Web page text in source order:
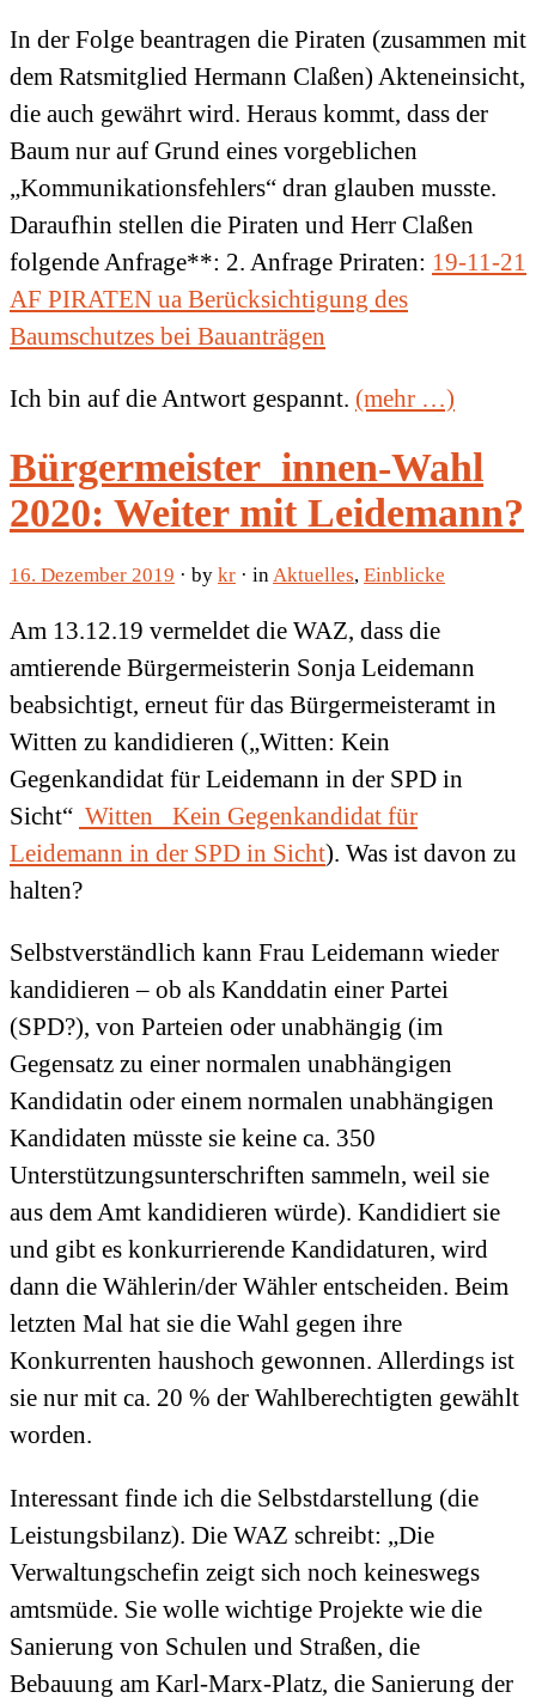
In der Folge beantragen die Piraten (zusammen mit
dem Ratsmitglied Hermann Claßen) Akteneinsicht,
die auch gewährt wird. Heraus kommt, dass der
Baum nur auf Grund eines vorgeblichen
„Kommunikationsfehlers“ dran glauben musste.
Daraufhin stellen die Piraten und Herr Claßen
folgende Anfrage**: 2. Anfrage Priraten: 19-11-21
AF PIRATEN ua Berücksichtigung des
Baumschutzes bei Bauanträgen
Ich bin auf die Antwort gespannt. (mehr …)
Bürgermeister_innen-Wahl
2020: Weiter mit Leidemann?
16. Dezember 2019 · by kr · inAktuelles, Einblicke
Am 13.12.19 vermeldet die WAZ, dass die
amtierende Bürgermeisterin Sonja Leidemann
beabsichtigt, erneut für das Bürgermeisteramt in
Witten zu kandidieren („Witten: Kein
Gegenkandidat für Leidemann in der SPD in
Sicht“ Witten_ Kein Gegenkandidat für
Leidemann in der SPD in Sicht). Was ist davon zu
halten?
Selbstverständlich kann Frau Leidemann wieder
kandidieren – ob als Kanddatin einer Partei
(SPD?), von Parteien oder unabhängig (im
Gegensatz zu einer normalen unabhängigen
Kandidatin oder einem normalen unabhängigen
Kandidaten müsste sie keine ca. 350
Unterstützungsunterschriften sammeln, weil sie
aus dem Amt kandidieren würde). Kandidiert sie
und gibt es konkurrierende Kandidaturen, wird
dann die Wählerin/der Wähler entscheiden. Beim
letzten Mal hat sie die Wahl gegen ihre
Konkurrenten haushoch gewonnen. Allerdings ist
sie nur mit ca. 20 % der Wahlberechtigten gewählt
worden.
Interessant finde ich die Selbstdarstellung (die
Leistungsbilanz). Die WAZ schreibt: „Die
Verwaltungschefin zeigt sich noch keineswegs
amtsmüde. Sie wolle wichtige Projekte wie die
Sanierung von Schulen und Straßen, die
Bebauung am Karl-Marx-Platz, die Sanierung der